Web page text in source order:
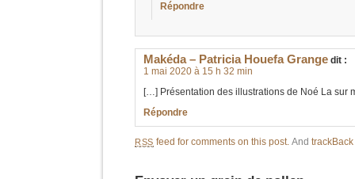
Répondre
Makéda – Patricia Houefa Grange dit :
1 mai 2020 à 15 h 32 min
[…] Présentation des illustrations de Noé La sur
Répondre
RSS feed for comments on this post. And